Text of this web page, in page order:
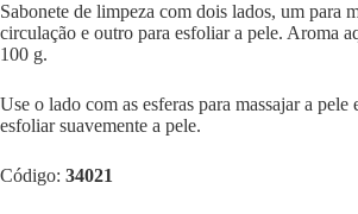
Sabonete de limpeza com dois lados, um para
circulação e outro para esfoliar a pele. Aroma
100 g.
Use o lado com as esferas para massajar a pele
esfoliar suavemente a pele.
Código: 34021